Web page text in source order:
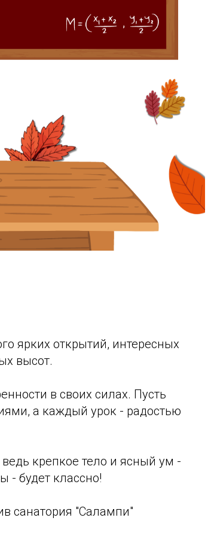
ярких открытий, интересных
высот.
в своих силах. Пусть
а каждый урок - радостью
крепкое тело и ясный ум -
- будет классно!
санатория "Салампи"